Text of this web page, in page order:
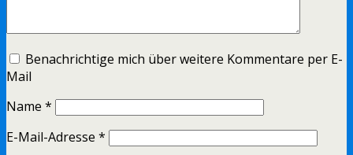
Benachrichtige mich über weitere Kommentare per E-
Mail
Name *
E-Mail-Adresse *